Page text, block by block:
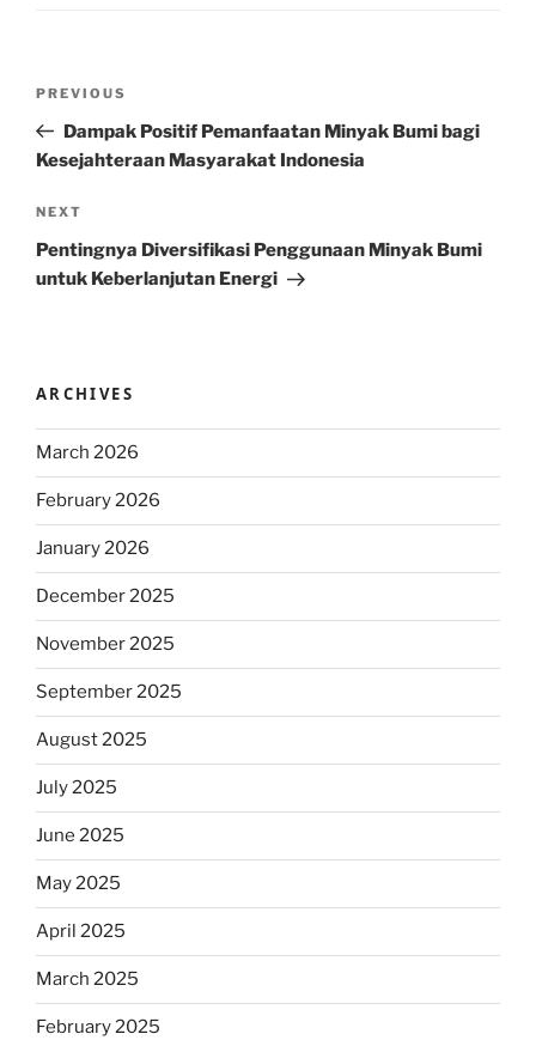
Previous
Post
PREVIOUS
Dampak Positif Pemanfaatan Minyak Bumi bagi
Kesejahteraan Masyarakat Indonesia
Next
Post
NEXT
Pentingnya Diversifikasi Penggunaan Minyak Bumi
untuk Keberlanjutan Energi
ARCHIVES
March 2026
February 2026
January 2026
December 2025
November 2025
September 2025
August 2025
July 2025
June 2025
May 2025
April 2025
March 2025
February 2025